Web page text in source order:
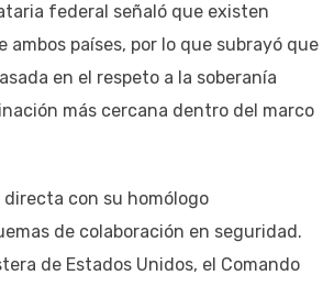
federal señaló que existen
países, por lo que subrayó que
en el respeto a la soberanía
más cercana dentro del marco
con su homólogo
de colaboración en seguridad.
de Estados Unidos, el Comando